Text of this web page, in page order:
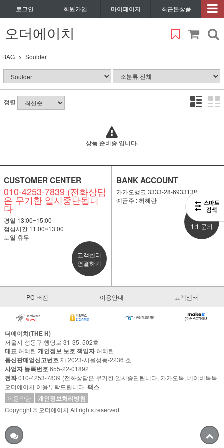
로그인 회원가입 마이페이지 최근본상품
오더에이치
BAG Soulder
정렬
상품 준비중 입니다.
CUSTOMER CENTER
010-4253-7839 (전화상담
은 무기한 일시중단됩니
다
평일 13:00~15:00
점심시간 11:00~13:00
토일 휴무
고객센터
연결하기
BANK ACCOUNT
카카오뱅크 3333-28-6933138
예금주 : 허혜란
비회원
1:1 문의
PC 버전 이용안내 고객센터
더에이치(THE H)
서울시 성동구 행당로 31-35, 502호
대표허혜란개인정보 보호 책임자허혜란
통신판매업신고번호제 2023-서울성동-2236 호
사업자 등록번호655-22-01892
전화010-4253-7839 (전화상담은 무기한 일시중단됩니다, 카카오톡, 네이버톡톡
오더에이치 이용부탁드립니다. 팩스
이용약관 개인정보처리방침
Copyright © 오더에이치 All rights reserved.